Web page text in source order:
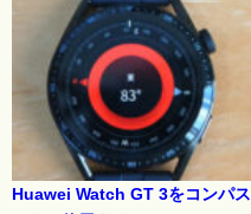
Huawei Watch GT 3をコンパス